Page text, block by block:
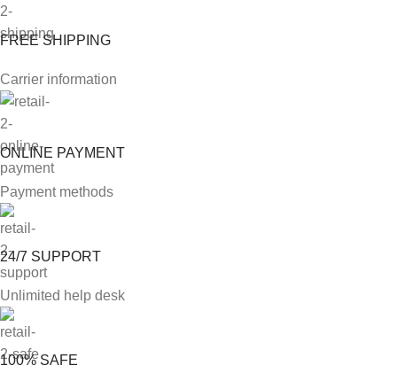
FREE SHIPPING
Carrier information
ONLINE PAYMENT
Payment methods
24/7 SUPPORT
Unlimited help desk
100% SAFE